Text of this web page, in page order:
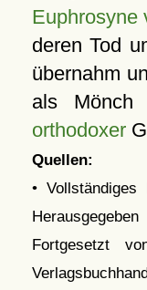
Euphrosyne
deren Tod
übernahm
als
orthodoxer
Quellen:
•
Fortgesetzt